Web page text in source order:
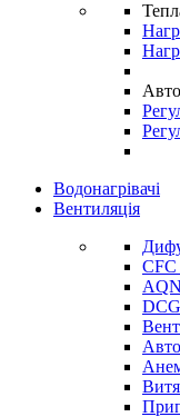
Водонагрівачі
Вентиляція
CFC
AQN
DCG